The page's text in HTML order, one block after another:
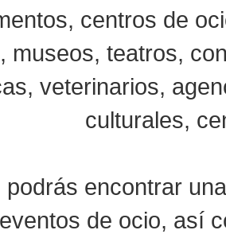
centros de
museos, teatros,
veterinarios,
culturales,
podrás encontrar
de ocio, así